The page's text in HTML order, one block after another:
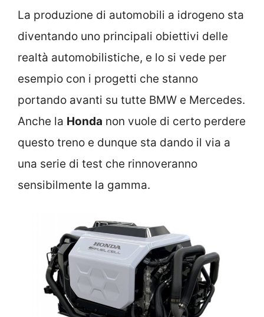
La produzione di automobili a idrogeno sta
diventando uno principali obiettivi delle
realtà automobilistiche, e lo si vede per
esempio con i progetti che stanno
portando avanti su tutte BMW e Mercedes.
Anche la Honda non vuole di certo perdere
questo treno e dunque sta dando il via a
una serie di test che rinnoveranno
sensibilmente la gamma.